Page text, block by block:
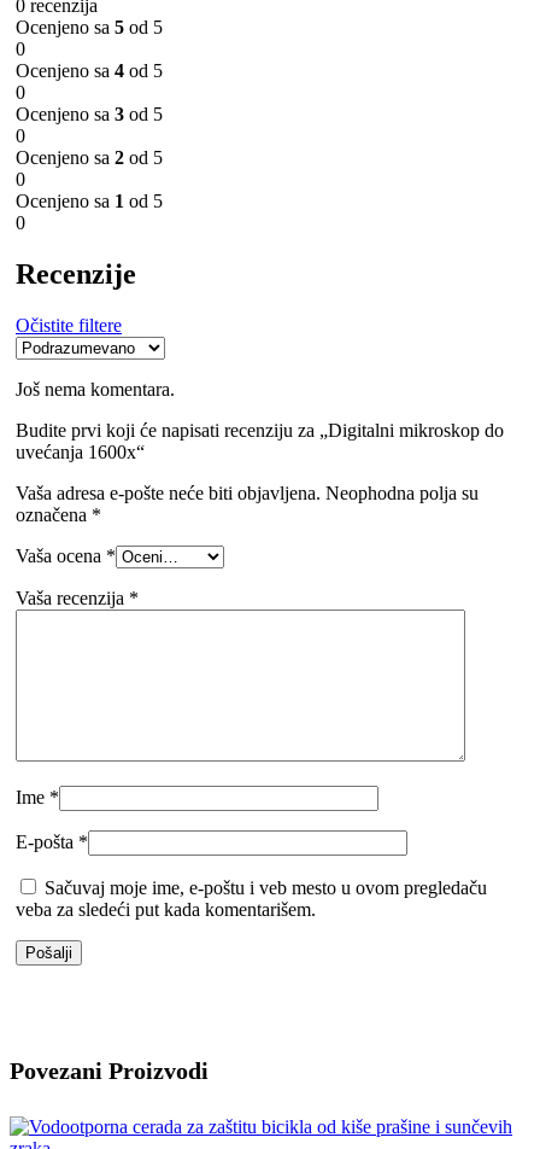
0 recenzija
Ocenjeno sa 5 od 5
0
Ocenjeno sa 4 od 5
0
Ocenjeno sa 3 od 5
0
Ocenjeno sa 2 od 5
0
Ocenjeno sa 1 od 5
0
Recenzije
Očistite filtere
Još nema komentara.
Budite prvi koji će napisati recenziju za „Digitalni mikroskop do
uvećanja 1600x“
Vaša adresa e-pošte neće biti objavljena. Neophodna polja su
označena *
Vaša ocena *
Vaša recenzija *
Ime *
E-pošta *
Sačuvaj moje ime, e-poštu i veb mesto u ovom pregledaču
veba za sledeći put kada komentarišem.
Povezani Proizvodi